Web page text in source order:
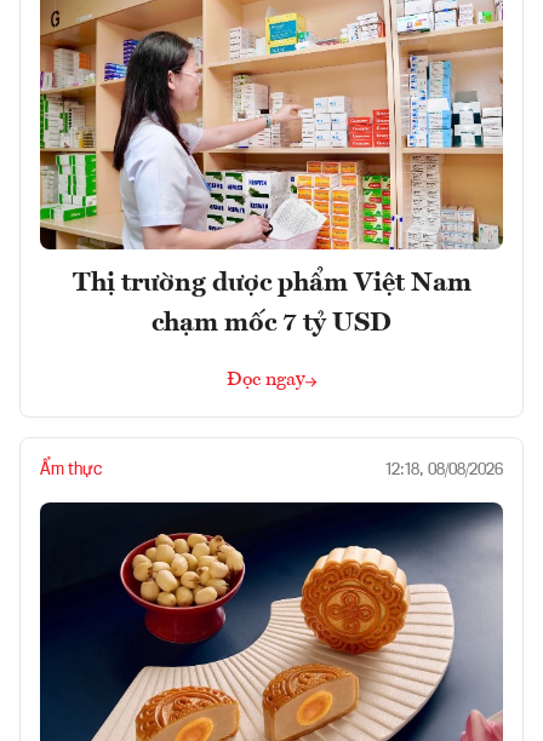
Thị trường dược phẩm Việt Nam
chạm mốc 7 tỷ USD
Đọc ngay
Ẩm thực 12:18, 08/08/2026